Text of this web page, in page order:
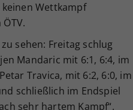
Wettkampf
sehen: Freitag schlug
Mandaric mit 6:1, 6:4, im
Travica, mit 6:2, 6:0, im
schließlich im Endspiel
sehr hartem Kampf“.